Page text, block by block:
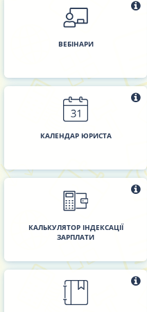
ВЕБІНАРИ
КАЛЕНДАР ЮРИСТА
КАЛЬКУЛЯТОР ІНДЕКСАЦІЇ
ЗАРПЛАТИ